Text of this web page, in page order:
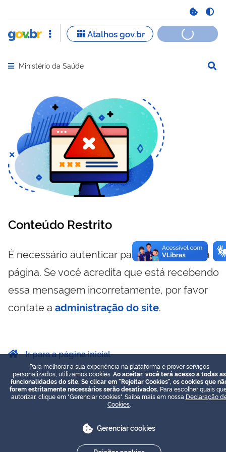
Abrir menu principal de navegação
Ministério da Saúde
Conteúdo Restrito
É necessário autenticar para visualizar essa
página. Se você acredita que está recebendo
essa mensagem incorretamente, por favor
contate a administração do site.
Ir para a página inicial
Para melhorar a sua experiência na plataforma e prover serviços
personalizados, utilizamos cookies. Ao aceitar, você terá acesso a todas as
funcionalidades do site. Se clicar em "Rejeitar Cookies", os cookies que
forem estritamente necessários serão desativados. Para escolher quais
autorizar, clique em "Gerenciar cookies". Saiba mais em nossa Declaração
Cookies
Gerenciar cookies